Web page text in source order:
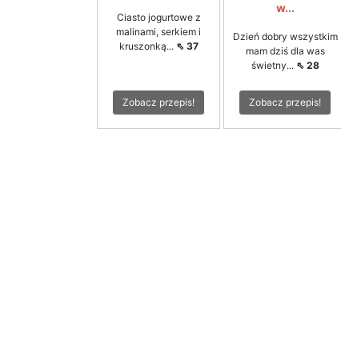
Ciasto jogurtowe z
malinami, serkiem i
kruszonką... ⇖ 37
Zobacz przepis!
w...
Dzień dobry wszystkim
mam dziś dla was
świetny... ⇖ 28
Zobacz przepis!